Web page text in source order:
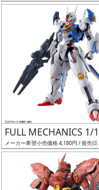
舗
FULL MECHANICS
メーカー希望小売価格 4,180円 / 発売日